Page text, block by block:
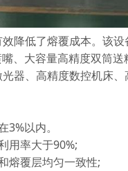
降低了熔覆成本。该
、大容量高精度双筒
器、高精度数控机床
以内。
用率大于90%;
熔覆层均匀一致性;